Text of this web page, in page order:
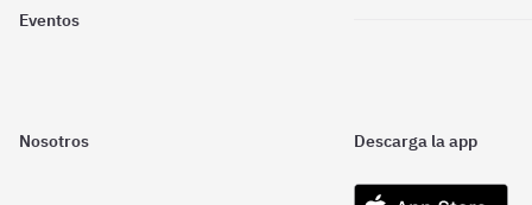
Eventos
Nosotros Descarga la app